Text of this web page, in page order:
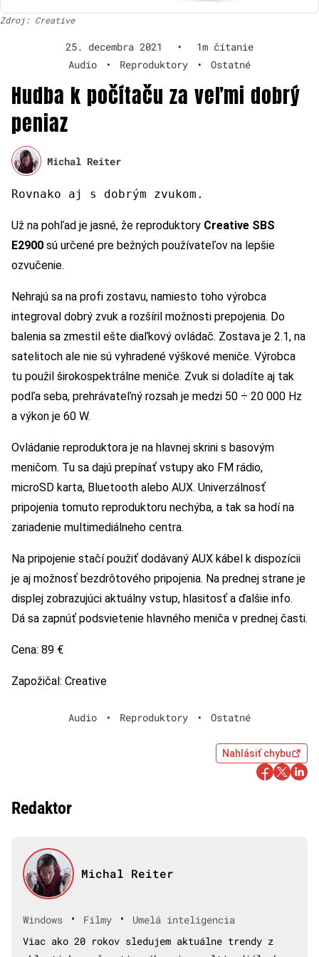
Zdroj: Creative
25. decembra 2021 •
1m čítanie
Audio
• Reproduktory • Ostatné
Hudba k počítaču za veľmi dobrý
peniaz
Michal Reiter
Rovnako aj s dobrým zvukom.
Už na pohľad je jasné, že reproduktory Creative SBS
E2900 sú určené pre bežných používateľov na lepšie
ozvučenie.
Nehrajú sa na profi zostavu, namiesto toho výrobca
integroval dobrý zvuk a rozšíril možnosti prepojenia. Do
balenia sa zmestil ešte diaľkový ovládač. Zostava je 2.1, na
satelitoch ale nie sú vyhradené výškové meniče. Výrobca
tu použil širokospektrálne meniče. Zvuk si doladíte aj tak
podľa seba, prehrávateľný rozsah je medzi 50 ÷ 20 000 Hz
a výkon je 60 W.
Ovládanie reproduktora je na hlavnej skrini s basovým
meničom. Tu sa dajú prepínať vstupy ako FM rádio,
microSD karta, Bluetooth alebo AUX. Univerzálnosť
pripojenia tomuto reproduktoru nechýba, a tak sa hodí na
zariadenie multimediálneho centra.
Na pripojenie stačí použiť dodávaný AUX kábel k dispozícii
je aj možnosť bezdrôtového pripojenia. Na prednej strane je
displej zobrazujúci aktuálny vstup, hlasitosť a ďalšie info.
Dá sa zapnúť podsvietenie hlavného meniča v prednej časti.
Cena: 89 €
Zapožičal: Creative
Audio • Reproduktory • Ostatné
Nahlásiť chybu
Redaktor
Michal Reiter
Windows • Filmy •
Umelá inteligencia
Viac ako 20 rokov sledujem aktuálne trendy z